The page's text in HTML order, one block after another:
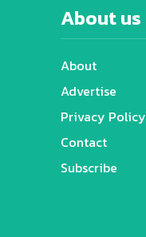
About us
About
Advertise
Privacy Policy
Contact
Subscribe